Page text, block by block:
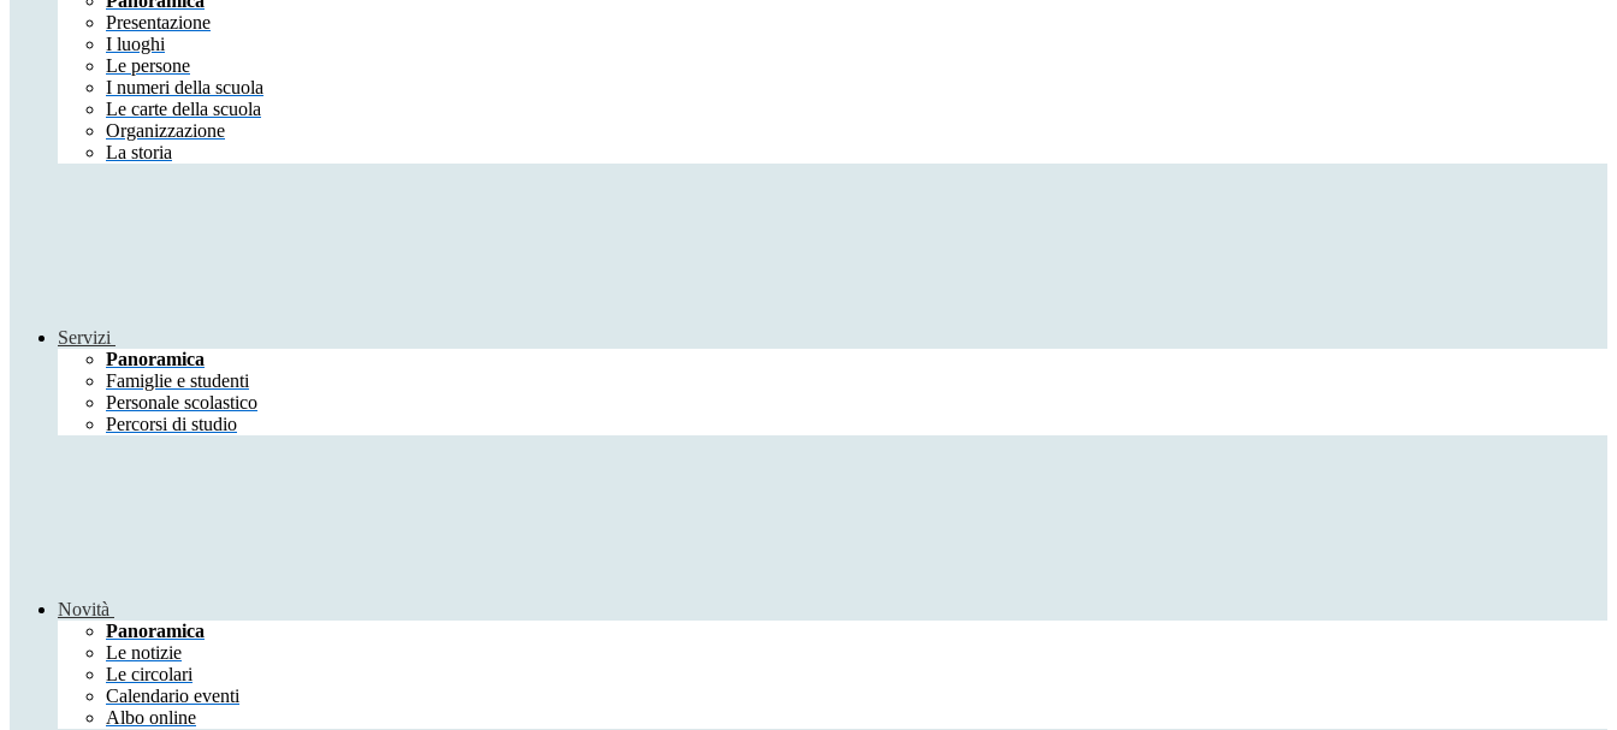
Presentazione
I luoghi
Le persone
I numeri della scuola
Le carte della scuola
Organizzazione
La storia
Servizi
Panoramica
Famiglie e studenti
Personale scolastico
Percorsi di studio
Novità
Panoramica
Le notizie
Le circolari
Calendario eventi
Albo online